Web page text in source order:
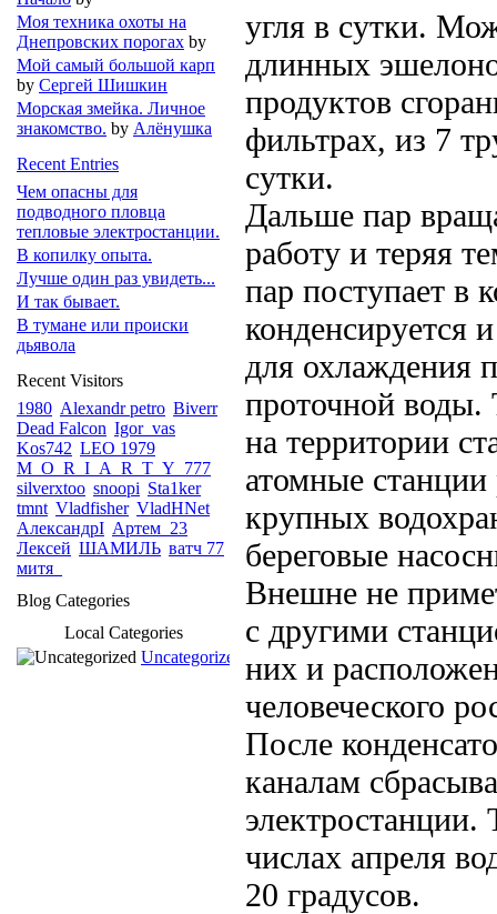
угля в сутки.
длинных
продуктов
фильтрах, из 7
сутки.
Дальше пар
работу и теряя
пар поступает в
конденсируется
для охлаждения
проточной воды.
на территории
атомные
крупных
береговые
Внешне не
с другими
них и
человеческого
После
каналам
электростанции.
числах апреля
20 градусов.
Моя техника охоты на
Днепровских порогах by
Мой самый большой карп
by Сергей Шишкин
Морская змейка. Личное
знакомство. by Алёнушка
Recent Entries
Чем опасны для
подводного пловца
тепловые электростанции.
В копилку опыта.
Лучше один раз увидеть...
И так бывает.
В тумане или происки
дьявола
Recent Visitors
1980 Alexandr petro Biverr
Dead Falcon Igor_vas
Kos742 LEO 1979
M_O_R_I_A_R_T_Y_777
silverxtoo snoopi Sta1ker
tmnt Vladfisher VladHNet
АлександрI Артем_23
Лексей ШАМИЛЬ ватч 77
митя_
Blog Categories
Local Categories
Uncategorized